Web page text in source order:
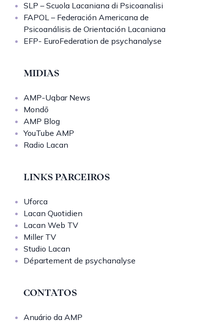
SLP – Scuola Lacaniana di Psicoanalisi
FAPOL – Federación Americana de
Psicoanálisis de Orientación Lacaniana
EFP- EuroFederation de psychanalyse
MIDIAS
AMP-Uqbar News
Mondō
AMP Blog
YouTube AMP
Radio Lacan
LINKS PARCEIROS
Uforca
Lacan Quotidien
Lacan Web TV
Miller TV
Studio Lacan
Département de psychanalyse
CONTATOS
Anuário da AMP